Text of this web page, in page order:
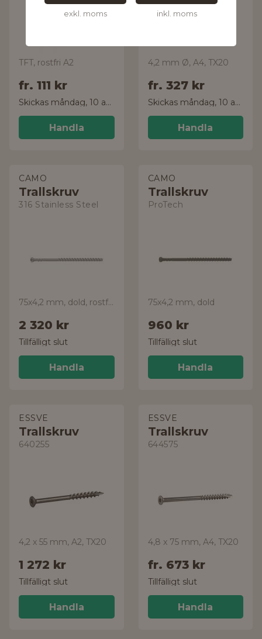
exkl. moms inkl. moms
TFT, rostfri A2
fr. 111 kr
Skickas måndag, 10 aug.
Handla
4,2 mm Ø, A4, TX20
fr. 327 kr
Skickas måndag, 10 aug.
Handla
CAMO
Trallskruv
316 Stainless Steel
75x4,2 mm, dold, rostfri, A4
2 320 kr
Tillfälligt slut
Handla
CAMO
Trallskruv
ProTech
75x4,2 mm, dold
960 kr
Tillfälligt slut
Handla
ESSVE
Trallskruv
640255
4,2 x 55 mm, A2, TX20
1 272 kr
Tillfälligt slut
Handla
ESSVE
Trallskruv
644575
4,8 x 75 mm, A4, TX20
fr. 673 kr
Tillfälligt slut
Handla